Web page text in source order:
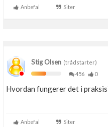
Anbefal Siter
Stig Olsen (trådstarter)
456
0
Hvordan fungerer det i
Anbefal Siter